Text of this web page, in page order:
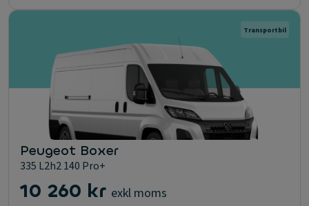
Transportbil
Peugeot Boxer
335 L2h2 140 Pro+
10 260 kr exkl moms